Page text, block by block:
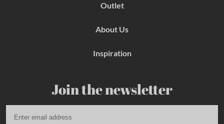
Outlet
About Us
Inspiration
Join the newsletter